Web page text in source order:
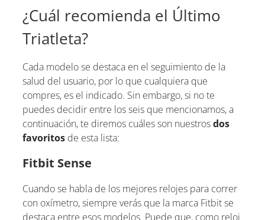
¿Cuál recomienda el Último
Triatleta?
Cada modelo se destaca en el seguimiento de la
salud del usuario, por lo que cualquiera que
compres, es el indicado. Sin embargo, si no te
puedes decidir entre los seis que mencionamos, a
continuación, te diremos cuáles son nuestrosdos
favoritos de esta lista:
Fitbit Sense
Cuando se habla de los mejores relojes para correr
con oxímetro, siempre verás que la marca Fitbit se
destaca entre esos modelos. Puede que, como reloj